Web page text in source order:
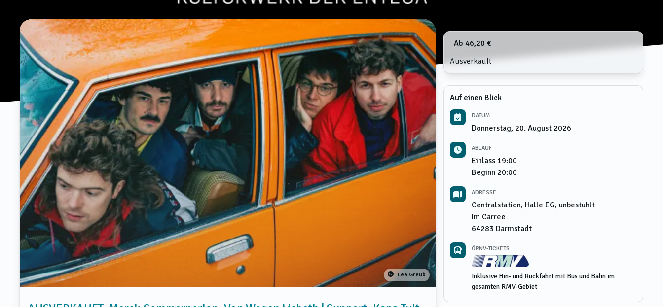
Lea Greub
Ab 46,20 €
Ausverkauft
Auf einen Blick
DATUM
Donnerstag, 20. August 2026
ABLAUF
Einlass 19:00
Beginn 20:00
ADRESSE
Centralstation, Halle EG, unbestuhlt
Im Carree
64283 Darmstadt
ÖPNV-TICKETS
Inklusive Hin- und Rückfahrt mit Bus und Bahn im
gesamten RMV-Gebiet